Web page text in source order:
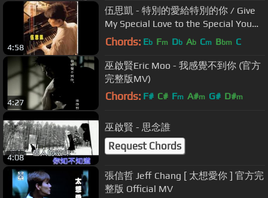
4:58
伍思凱 - 特別的愛給特別的你 / Give
My Special Love to the Special You
(by Sky Wu)
Chords: Eb Fm Db Ab Cm Bbm C
4:27
巫啟賢Eric Moo - 我感覺不到你 (官方
完整版MV)
Chords: F# C# Fm A#m G# D#m
4:08
巫啟賢 - 思念誰
Request Chords
張信哲 Jeff Chang [ 太想愛你 ] 官方完
整版 Official MV